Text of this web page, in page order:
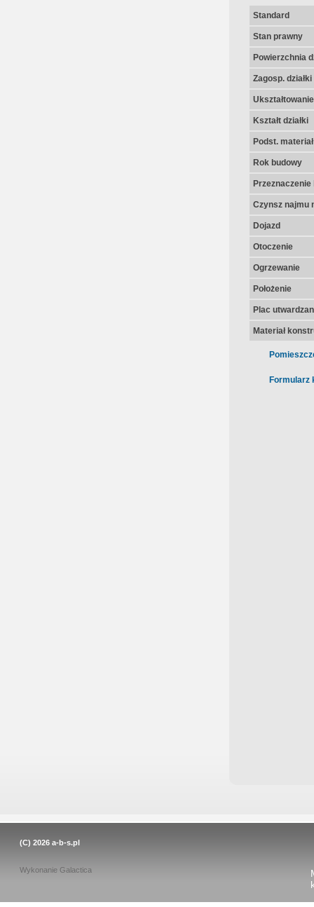
Standard
Stan prawny
Powierzchnia
Zagosp. działki
Kształt działki
Podst.
Rok budowy
Przeznaczenie
Czynsz najmu
Dojazd
Otoczenie
Ogrzewanie
Położenie
Plac
Materiał
Formularz
(C) 2026 a-b-s.pl
Wykonanie Galactica